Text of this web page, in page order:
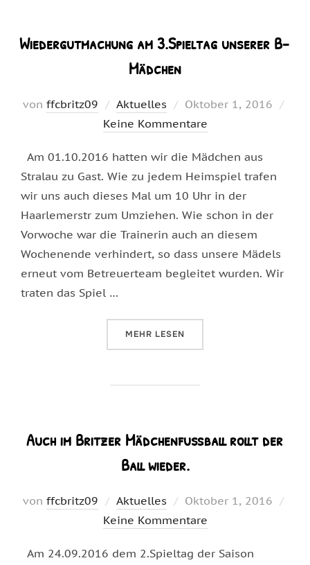
Wiedergutmachung am 3.Spieltag unserer B-
Mädchen
von ffcbritz09 Aktuelles
Veröffentlicht
am
Oktober 1, 2016
Keine Kommentare
Am 01.10.2016 hatten wir die Mädchen aus
Stralau zu Gast. Wie zu jedem Heimspiel trafen
wir uns auch dieses Mal um 10 Uhr in der
Haarlemerstr zum Umziehen. Wie schon in der
Vorwoche war die Trainerin auch an diesem
Wochenende verhindert, so dass unsere Mädels
erneut vom Betreuerteam begleitet wurden. Wir
traten das Spiel …
MEHR ÜBER „WIEDERGUTMACHUNG
LESEN
Auch im Britzer Mädchenfußball rollt der
Ball wieder.
von ffcbritz09 Aktuelles
Veröffentlicht
am
Oktober 1, 2016
Keine Kommentare
Am 24.09.2016 dem 2.Spieltag der Saison